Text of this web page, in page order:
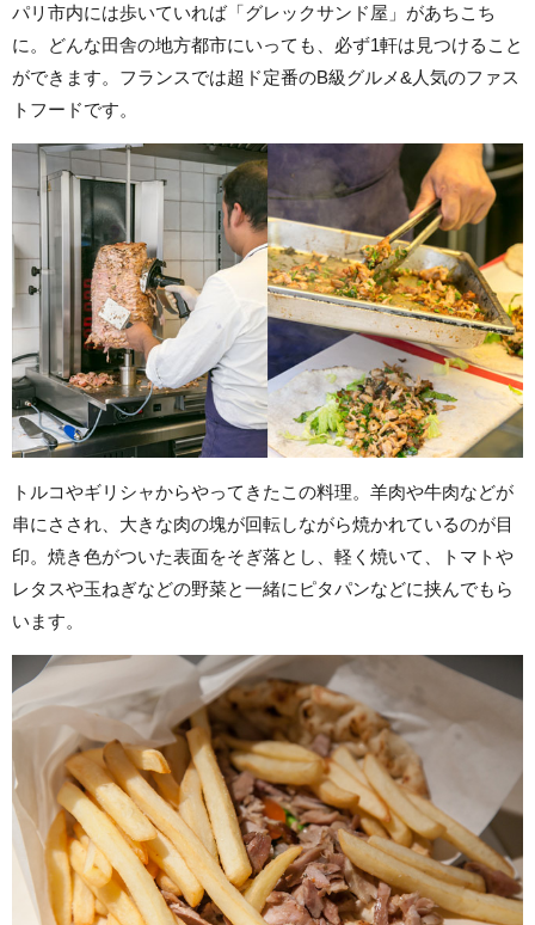
パリ市内には歩いていれば「グレックサンド屋」があちこち
に。どんな田舎の地方都市にいっても、必ず1軒は見つけること
ができます。フランスでは超ド定番のB級グルメ&人気のファス
トフードです。
トルコやギリシャからやってきたこの料理。羊肉や牛肉などが
串にさされ、大きな肉の塊が回転しながら焼かれているのが目
印。焼き色がついた表面をそぎ落とし、軽く焼いて、トマトや
レタスや玉ねぎなどの野菜と一緒にピタパンなどに挟んでもら
います。